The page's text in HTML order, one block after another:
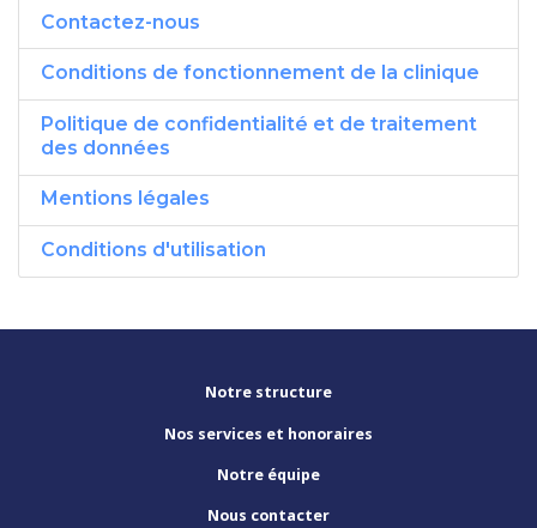
Contactez-nous
Conditions de fonctionnement de la clinique
Politique de confidentialité et de traitement
des données
Mentions légales
Conditions d'utilisation
Notre structure
Nos services et honoraires
Notre équipe
Nous contacter